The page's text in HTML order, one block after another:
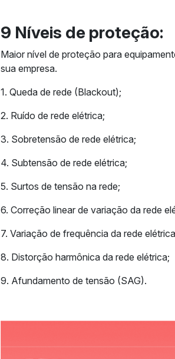
9 Níveis de proteção:
Maior nível de proteção para
sua empresa.
1. Queda de rede (Blackout);
2. Ruído de rede elétrica;
3. Sobretensão de rede elétrica;
4. Subtensão de rede elétrica;
5. Surtos de tensão na rede;
6. Correção linear de variação da rede
7. Variação de frequência da rede
8. Distorção harmônica da rede elétrica;
9. Afundamento de tensão (SAG).